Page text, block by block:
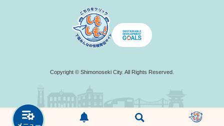
Copyright © Shimonoseki City. All Rights Reserved.